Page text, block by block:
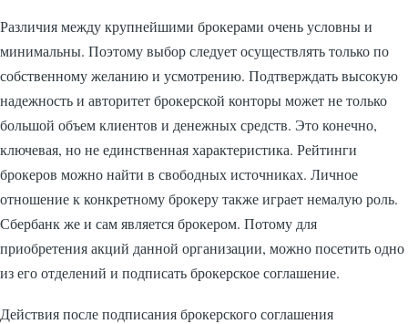
Различия между крупнейшими брокерами очень условны и
минимальны. Поэтому выбор следует осуществлять только по
собственному желанию и усмотрению. Подтверждать высокую
надежность и авторитет брокерской конторы может не только
большой объем клиентов и денежных средств. Это конечно,
ключевая, но не единственная характеристика. Рейтинги
брокеров можно найти в свободных источниках. Личное
отношение к конкретному брокеру также играет немалую роль.
Сбербанк же и сам является брокером. Потому для
приобретения акций данной организации, можно посетить одно
из его отделений и подписать брокерское соглашение.
Действия после подписания брокерского соглашения